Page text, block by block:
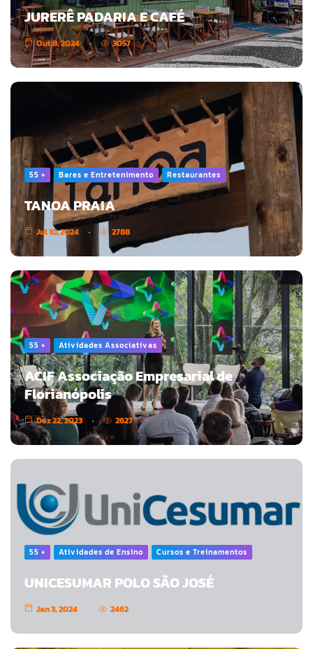
JURERÊ PADARIA E CAFÉ
Out 8, 2024 3057
55 + Bares e Entretenimento Restaurantes
TANOA PRAIA
Jul 10, 2024 2788
55 + Atividades Associativas
ACIF Associação Empresarial de
Florianópolis
Dez 22, 2023 2627
55 + Atividades de Ensino Cursos e Treinamentos
UNICESUMAR POLO SÃO JOSÉ
Jan 3, 2024 2462